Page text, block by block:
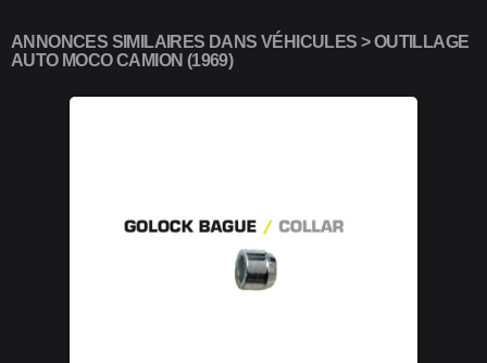
ANNONCES SIMILAIRES DANS VÉHICULES > OUTILLAGE
AUTO MOCO CAMION (1969)